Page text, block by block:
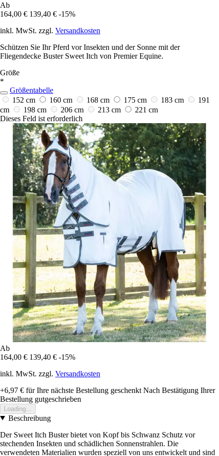
Ab
164,00 € 139,40 € -15%
inkl. MwSt. zzgl. Versandkosten
Schützen Sie Ihr Pferd vor Insekten und der Sonne mit der
Fliegendecke Buster Sweet Itch von Premier Equine.
Größe
*
Größentabelle
152 cm
160 cm 168 cm 175 cm 183 cm
191
cm
198 cm 206 cm 213 cm
221 cm
Dieses Feld ist erforderlich
Ab
164,00 € 139,40 € -15%
inkl. MwSt. zzgl. Versandkosten
+6,97 € für Ihre nächste Bestellung geschenkt Nach Bestätigung Ihrer
Bestellung gutgeschrieben
Loading...
Beschreibung
Der Sweet Itch Buster bietet von Kopf bis Schwanz Schutz vor
stechenden Insekten und schädlichen Sonnenstrahlen. Die
verwendeten Materialien wurden speziell von uns entwickelt und sind